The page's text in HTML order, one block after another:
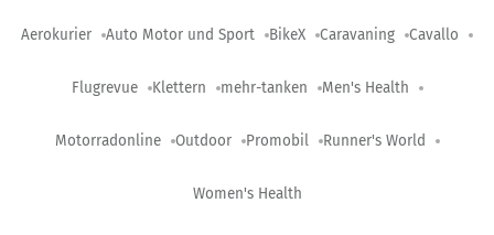
Aerokurier Auto Motor und Sport BikeX Caravaning Cavallo
Flugrevue Klettern mehr-tanken Men's Health
Motorradonline Outdoor Promobil Runner's World
Women's Health